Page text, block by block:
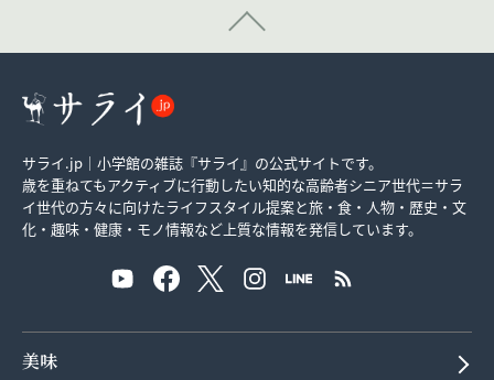
サライ.jp｜小学館の雑誌『サライ』の公式サイトです。
歳を重ねてもアクティブに行動したい知的な高齢者シニア世代＝サラ
イ世代の方々に向けたライフスタイル提案と旅・食・人物・歴史・文
化・趣味・健康・モノ情報など上質な情報を発信しています。
美味